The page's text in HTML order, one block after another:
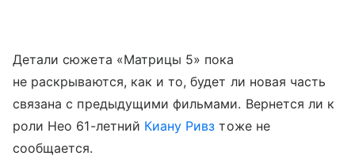
Детали сюжета «Матрицы 5» пока
не раскрываются, как и то, будет ли новая часть
связана с предыдущими фильмами. Вернется ли к
роли Нео 61-летний Киану Ривз тоже не
сообщается.